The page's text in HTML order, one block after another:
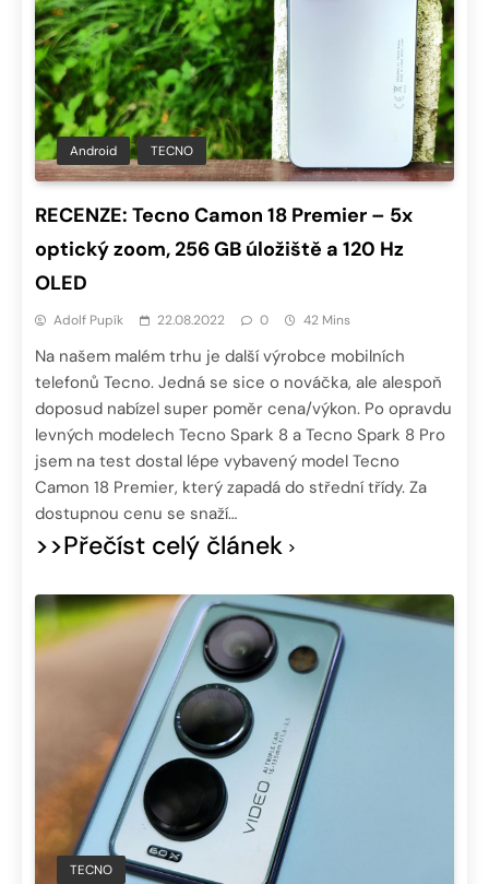
Android TECNO
RECENZE: Tecno Camon 18 Premier – 5x
optický zoom, 256 GB úložiště a 120 Hz
OLED
Adolf Pupík 22.08.2022 0 42 Mins
Na našem malém trhu je další výrobce mobilních
telefonů Tecno. Jedná se sice o nováčka, ale alespoň
doposud nabízel super poměr cena/výkon. Po opravdu
levných modelech Tecno Spark 8 a Tecno Spark 8 Pro
jsem na test dostal lépe vybavený model Tecno
Camon 18 Premier, který zapadá do střední třídy. Za
dostupnou cenu se snaží…
>>Přečíst celý článek
TECNO